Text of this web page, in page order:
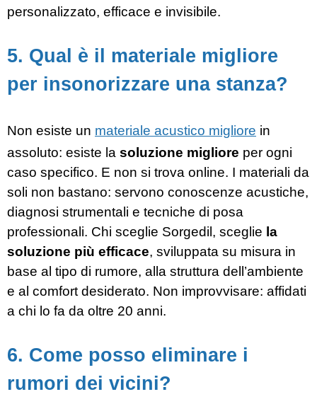
personalizzato, efficace e invisibile.
5. Qual è il materiale migliore
per insonorizzare una stanza?
Non esiste un materiale acustico migliore in
assoluto: esiste la soluzione migliore per ogni
caso specifico. E non si trova online. I materiali da
soli non bastano: servono conoscenze acustiche,
diagnosi strumentali e tecniche di posa
professionali. Chi sceglie Sorgedil, sceglie la
soluzione più efficace, sviluppata su misura in
base al tipo di rumore, alla struttura dell’ambiente
e al comfort desiderato. Non improvvisare: affidati
a chi lo fa da oltre 20 anni.
6. Come posso eliminare i
rumori dei vicini?